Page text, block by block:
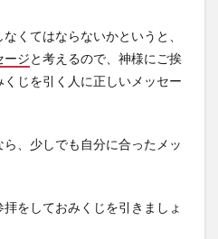
なくてはならないかというと、
ージと考えるので、神様にご挨
じを引く人に正しいメッセー
、少しでも自分に合ったメッ
をしておみくじを引きましょ